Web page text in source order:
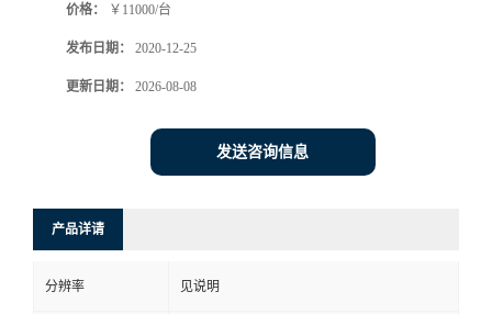
系
价格： ￥11000/台
发布日期： 2020-12-25
更新日期： 2026-08-08
发送咨询信息
产品详请
分辨率 见说明